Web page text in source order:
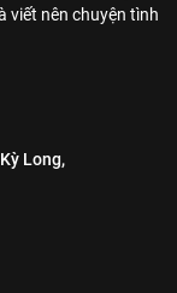
viết nên chuyện tình
Long,